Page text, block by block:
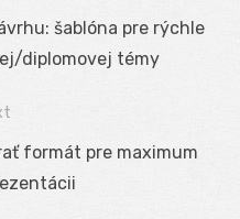
šablóna pre rýchle
diplomovej témy
formát pre maximum